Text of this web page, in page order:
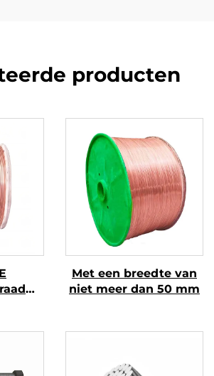
producten
Met een breedte van
niet meer dan 50 mm